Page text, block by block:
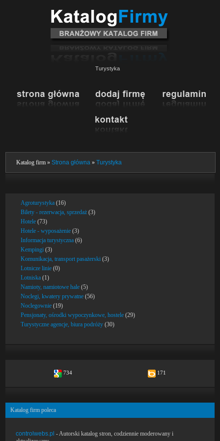
Turystyka
Katalog firm »Strona główna »Turystyka
Agroturystyka (16)
Bilety - rezerwacja, sprzedaż (3)
Hotele (73)
Hotele - wyposażenie (3)
Informacja turystyczna (6)
Kempingi (3)
Komunikacja, transport pasażerski (3)
Lotnicze linie (0)
Lotniska (1)
Namioty, namiotowe hale (5)
Noclegi, kwatery prywatne (56)
Noclegownie (19)
Pensjonaty, ośrodki wypoczynkowe, hostele (29)
Turystyczne agencje, biura podróży (30)
734 171
Katalog firm poleca
controlwebs.pl - Autorski katalog stron, codziennie moderowany i